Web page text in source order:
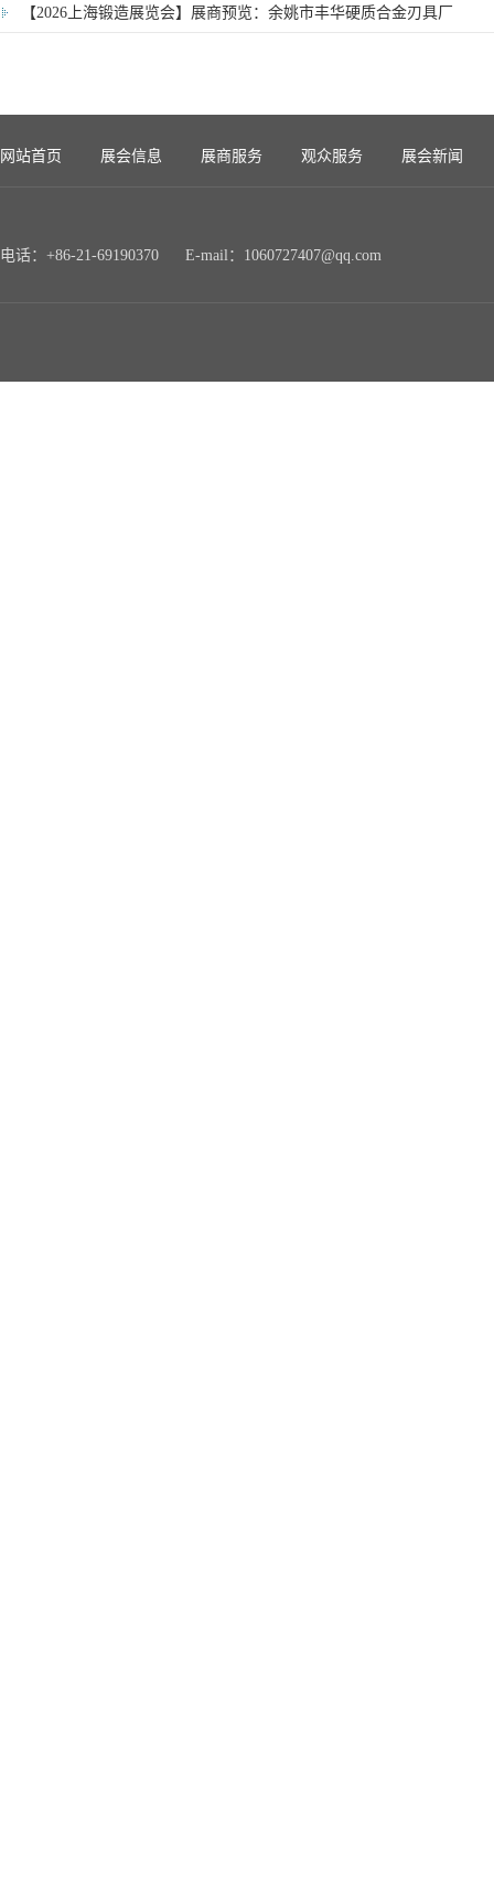
【2026上海锻造展览会】展商预览：余姚市丰华硬质合金刃具厂
网站首页 展会信息 展商服务 观众服务 展会新闻
电话：+86-21-69190370 E-mail：1060727407@qq.com